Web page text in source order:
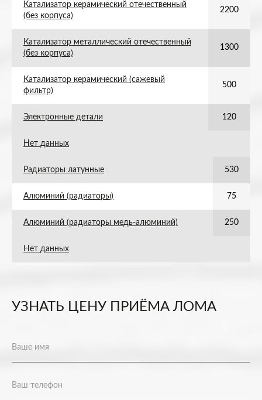
Катализатор керамический отечественный
(без корпуса)
2200
Катализатор металлический отечественный
(без корпуса)
1300
Катализатор керамический (сажевый
фильтр)
500
Электронные детали 120
Нет данных
Радиаторы латунные 530
Алюминий (радиаторы) 75
Алюминий (радиаторы медь-алюминий) 250
Нет данных
УЗНАТЬ ЦЕНУ ПРИЁМА ЛОМА